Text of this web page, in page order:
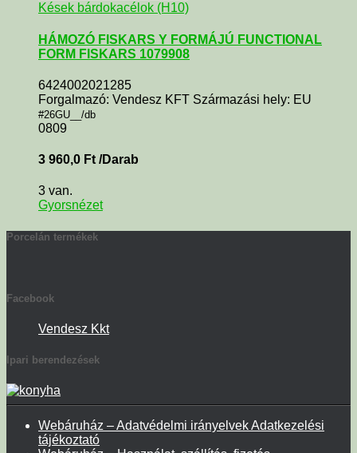
Kések bárdokacélok (H10)
HÁMOZÓ FISKARS Y FORMÁJÚ FUNCTIONAL
FORM FISKARS 1079908
6424002021285
Forgalmazó: Vendesz KFT Származási hely: EU
#26GU__/db
0809
3 960,0 Ft /Darab
3 van.
Gyorsnézet
Porcelán termékek
Facebook
Vendesz Kkt
Ipari berendezések
Webáruház – Adatvédelmi irányelvek Adatkezelési
tájékoztató